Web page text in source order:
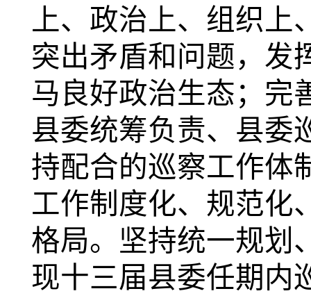
上、政治上、组织上
突出矛盾和问题，发
马良好政治生态； 完
县委统筹负责、县委
持配合的巡察工作体
工作制度化、规范化
格局。 坚持统一规划
现十三届县委任期内